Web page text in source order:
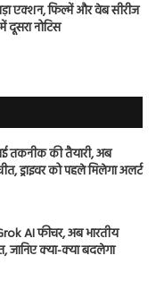
एक्शन, फिल्में और वेब सीरीज
दूसरा नोटिस
तकनीक की तैयारी, अब
ड्राइवर को पहले मिलेगा अलर्ट
AI फीचर, अब भारतीय
क्या-क्या बदलेगा